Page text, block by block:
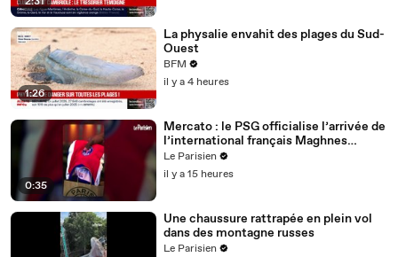
1:26
La physalie envahit des plages du Sud-
Ouest
BFM
il y a 4 heures
0:35
Mercato : le PSG officialise l’arrivée de
l’international français Maghnes
Akliouche
Le Parisien
il y a 15 heures
Une chaussure rattrapée en plein vol
dans des montagne russes
Le Parisien